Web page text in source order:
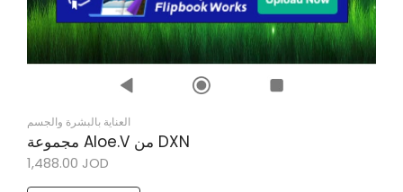
العناية بالبشرة والجسم
مجموعة Aloe.V من DXN
1,488.00 JOD